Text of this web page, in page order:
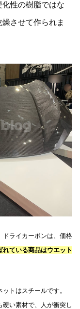
性の樹脂ではな
させて作られま
ライカーボンは、価格
ている商品はウエット
トはスチールです。
い素材で、人が衝突し